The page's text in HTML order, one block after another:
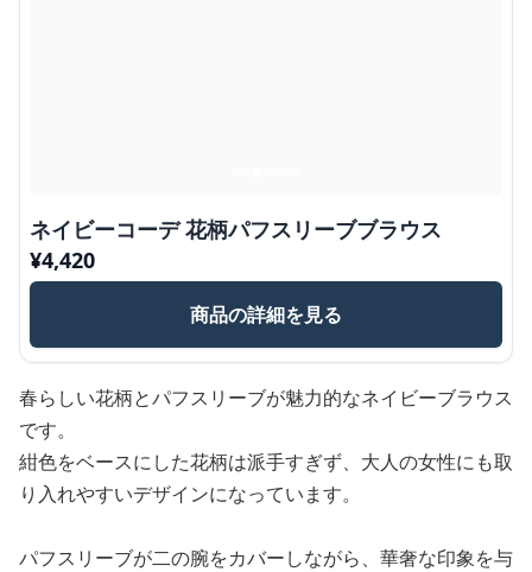
ネイビーコーデ 花柄パフスリーブブラウス
¥4,420
商品の詳細を見る
春らしい花柄とパフスリーブが魅力的なネイビーブラウス
です。
紺色をベースにした花柄は派手すぎず、大人の女性にも取
り入れやすいデザインになっています。
パフスリーブが二の腕をカバーしながら、華奢な印象を与